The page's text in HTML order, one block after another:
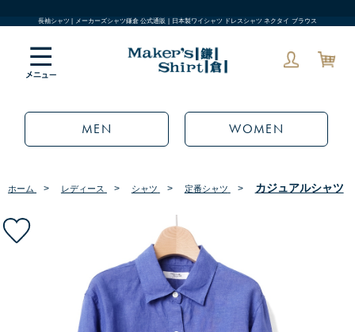
長袖シャツ | メーカーズシャツ鎌倉 公式通販 | 日本製ワイシャツ ドレスシャツ ネクタイ ブラウス
MEN WOMEN
ホーム > レディース > シャツ > 定番シャツ > カジュアルシャツ